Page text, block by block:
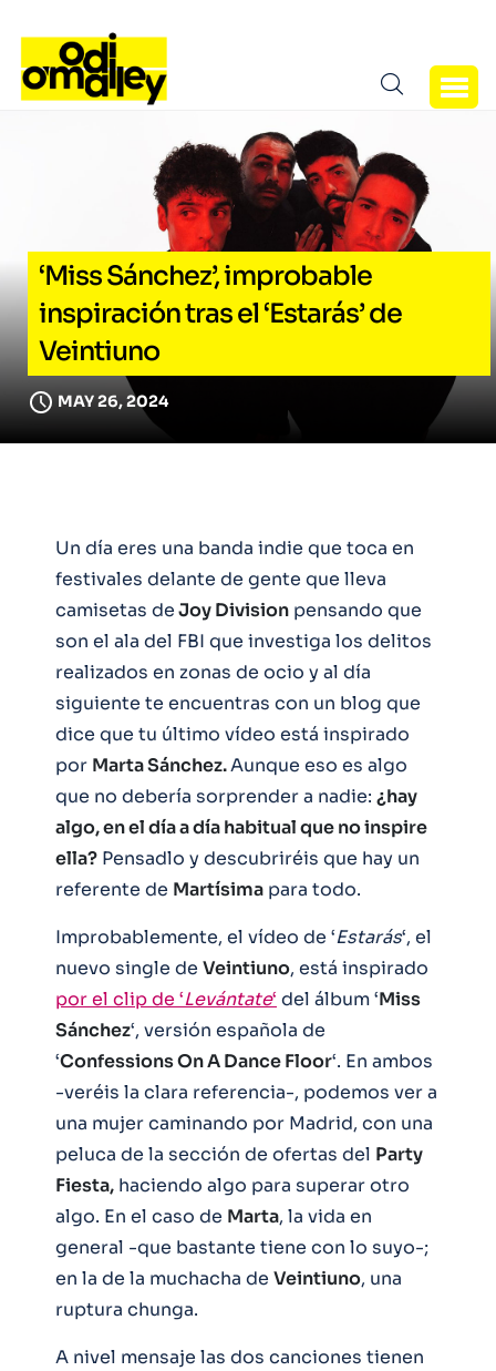
‘Miss Sánchez’, improbable
inspiración tras el ‘Estarás’ de
Veintiuno
MAY 26, 2024
Un día eres una banda indie que toca en
festivales delante de gente que lleva
camisetas deJoy Division pensando que
son el ala del FBI que investiga los delitos
realizados en zonas de ocio y al día
siguiente te encuentras con un blog que
dice que tu último vídeo está inspirado
por Marta Sánchez.Aunque eso es algo
que no debería sorprender a nadie: ¿hay
algo, en el día a día habitual que no inspire
ella? Pensadlo y descubriréis que hay un
referente de Martísima para todo.
Improbablemente, el vídeo de ‘Estarás‘, el
nuevo single de Veintiuno, está inspirado
por el clip de ‘Levántate‘ del álbum ‘Miss
Sánchez‘, versión española de
‘Confessions On A Dance Floor‘. En ambos
-veréis la clara referencia-, podemos ver a
una mujer caminando por Madrid, con una
peluca de la sección de ofertas del Party
Fiesta, haciendo algo para superar otro
algo. En el caso de Marta, la vida en
general -que bastante tiene con lo suyo-;
en la de la muchacha de Veintiuno, una
ruptura chunga.
A nivel mensaje las dos canciones tienen